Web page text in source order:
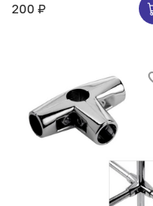
200 ₽